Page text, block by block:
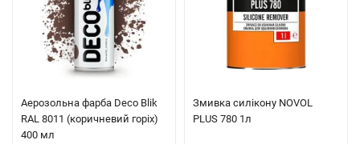
Аерозольна фарба Deco Blik
RAL 8011 (коричневий горіх)
400 мл
Змивка силікону NOVOL
PLUS 780 1л